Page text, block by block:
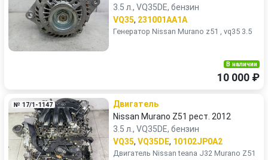
3.5 л., VQ35DE, бензин
VQ35, 231001AA1A
Генератор Nissan Murano z51 , vq35 3.5
В наличии
10 000 ₽
№ 17/1-1147
Двигатель
Nissan Murano Z51 рест. 2012
3.5 л., VQ35DE, бензин
VQ35, VQ35DE, 10102JP0A2
Двигатель Nissan teana J32 Murano Z51